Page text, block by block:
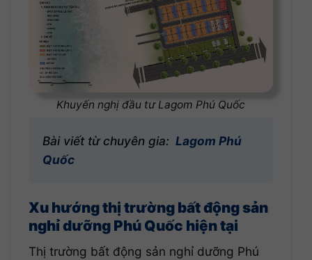
Khuyến nghị đầu tư Lagom Phú Quốc
Bài viết từ chuyên gia: Lagom Phú
Quốc
Xu hướng thị trường bất động sản
nghỉ dưỡng Phú Quốc hiện tại
Thị trường bất động sản nghỉ dưỡng Phú